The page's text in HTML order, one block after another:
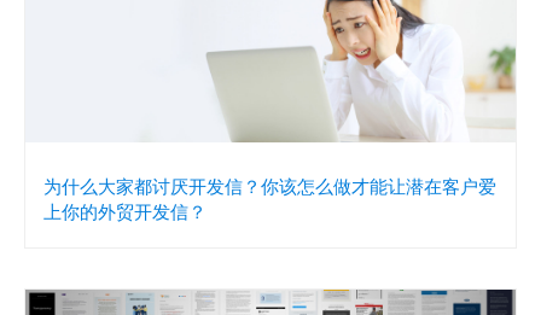
为什么大家都讨厌开发信？你该怎么做才能让潜在客户爱
上你的外贸开发信？